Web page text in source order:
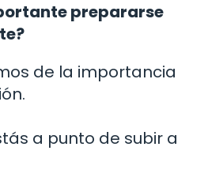
prepararse
de la importancia
a punto de subir a